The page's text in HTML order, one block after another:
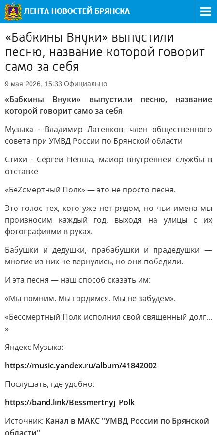
«Бабкины Внуки» выпустили
песню, название которой говорит
само за себя
9 мая 2026, 15:33 Официально
«Бабкины Внуки» выпустили песню, название
которой говорит само за себя
Музыка - Владимир Латенков, член общественного
совета при УМВД России по Брянской области
Стихи - Сергей Непша, майор внутренней службы в
отставке
«БеZсмертный Полк» — это не просто песня.
Это голос тех, кого уже нет рядом, но чьи имена мы
произносим каждый год, выходя на улицы с их
фотографиями в руках.
Бабушки и дедушки, прабабушки и прадедушки —
многие из них не вернулись, но они победили.
И эта песня — наш способ сказать им:
«Мы помним. Мы гордимся. Мы не забудем».
«Бессмертный Полк исполнил свой священный долг...
»
Яндекс Музыка:
https://music.yandex.ru/album/41842002
Послушать, где удобно:
https://band.link/Bessmertnyj_Polk
Источник: Канал в МАКС "УМВД России по Брянской
области"